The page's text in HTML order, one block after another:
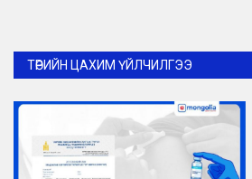
ТӨРИЙН ЦАХИМ ҮЙЛЧИЛГЭЭ